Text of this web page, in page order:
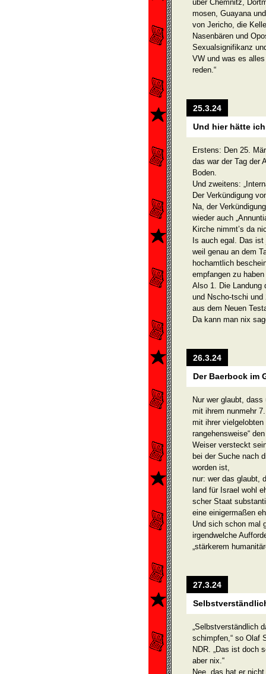
über Chemnitz,
mosen, Guayana
von Jericho, die
Na­senbären und
Sexual­signifikanz
VW und was es
reden.“
25.3.24
Und hier hätte
Erstens: Den 25.
das war der Tag der
Boden.
Und zweitens:
Der Verkündigung
Na, der
wieder auch
Kirche nimmt’s da
Is auch egal. Das
weil genau an dem
hoch­amtlich
empfangen zu
Also 1. Die Landung
und Nscho-tschi
aus dem Neuen
Da kann man nix
26.3.24
Der Baerbock im
Nur wer glaubt,
mit ihrem nunmehr
mit ihrer
rangehensweise“
Weiser versteckt
bei der Suche nach
worden ist,
nur: wer das glaubt,
land für Israel wohl
scher Staat
ei­ne einigermaßen
Und sich schon mal
irgendwelche
„stärkerem
27.3.24
„Selbstverständlich
schimpfen,“ so Olaf
NDR. „Das ist doch
aber nix.“
Nee, das hat er